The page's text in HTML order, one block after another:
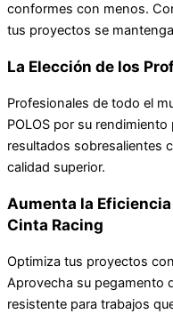
conformes con menos.
tus proyectos se
La Elección de los
Profesionales de todo el
POLOS por su
resultados sobresalientes
calidad superior.
Aumenta la
Cinta Racing
Optimiza tus proyectos
Aprovecha su pegamento
resistente para trabajos